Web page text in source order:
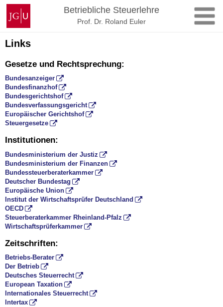
Zum
Inhalt
springen
Johannes
Gutenberg-
Universität
Mainz
Betriebliche Steuerlehre
Prof. Dr. Roland Euler
Links
Gesetze und Rechtsprechung:
Bundesanzeiger
Bundesfinanzhof
Bundesgerichtshof
Bundesverfassungsgericht
Europäischer Gerichtshof
Steuergesetze
Institutionen:
Bundesministerium der Justiz
Bundesministerium der Finanzen
Bundessteuerberaterkammer
Deutscher Bundestag
Europäische Union
Institut der Wirtschaftsprüfer Deutschland
OECD
Steuerberaterkammer Rheinland-Pfalz
Wirtschaftsprüferkammer
Zeitschriften:
Betriebs-Berater
Der Betrieb
Deutsches Steuerrecht
European Taxation
Internationales Steuerrecht
Intertax